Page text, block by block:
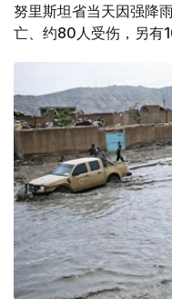
努里斯坦省当天因强降
亡、约80人受伤，另有